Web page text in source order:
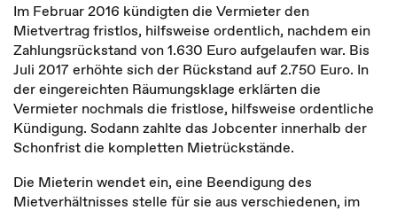
Im Februar 2016 kündigten die Vermieter den
Mietvertrag fristlos, hilfsweise ordentlich, nachdem ein
Zahlungsrückstand von 1.630 Euro aufgelaufen war. Bis
Juli 2017 erhöhte sich der Rückstand auf 2.750 Euro. In
der eingereichten Räumungsklage erklärten die
Vermieter nochmals die fristlose, hilfsweise ordentliche
Kündigung. Sodann zahlte das Jobcenter innerhalb der
Schonfrist die kompletten Mietrückstände.
Die Mieterin wendet ein, eine Beendigung des
Mietverhältnisses stelle für sie aus verschiedenen, im